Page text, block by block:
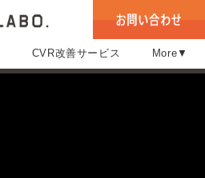
CVR改善サービス More▼